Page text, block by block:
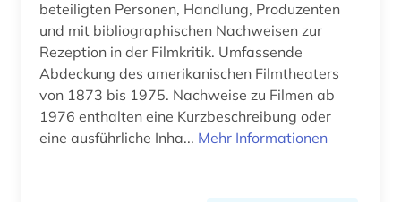
falschmeldung (1)
fashion (1)
feminismus (1)
fernsehanstalt (1)
beteiligten Personen, Handlung, Produzenten
und mit bibliographischen Nachweisen zur
Rezeption in der Filmkritik. Umfassende
Abdeckung des amerikanischen Filmtheaters
von 1873 bis 1975. Nachweise zu Filmen ab
1976 enthalten eine Kurzbeschreibung oder
eine ausführliche Inha... Mehr Informationen